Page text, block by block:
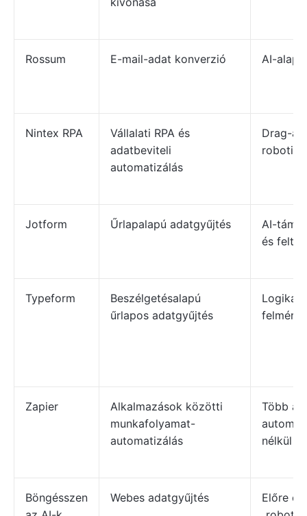
Rossum E-mail-adat konverzió AI-
Nintex RPA
Vállalati RPA és
adatbeviteli
automatizálás
Drag-
Jotform Űrlapalapú adatgyűjtés
AI-
és
Typeform
Beszélgetésalapú
űrlapos adatgyűjtés
Logikai
Zapier
Alkalmazások közötti
munkafolyamat-
automatizálás
Több
nélkül
Böngésszen
Webes adatgyűjtés
Előre